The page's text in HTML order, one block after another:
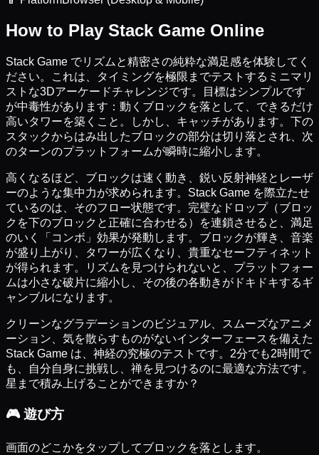
How to Play Stack Game Online
Stack Game でリズムと精密さの純粋な満足感を体験してく
ださい。これは、タイミングを極限までテストするミニマリ
ストな3Dアーケードチャレンジです。目標はシンプルです
が中毒性があります：動くブロックを落として、できるだけ
高いタワーを築くこと。しかし、キャッチがあります。下の
スタックからはみ出したブロックの部分は切り落とされ、次
のターンのプラットフォームが瞬時に縮小します。
高くなるほど、ブロックは速く動き、鋭い反射神経とレーザ
ーのような集中力が求められます。Stack Game を際立たせ
ているのは、そのフロー状態です。完璧なドロップ（ブロッ
クを下のブロックと正確に合わせる）を連鎖させると、満足
のいく「コンボ」効果が発動します。ブロックが輝き、音楽
が盛り上がり、タワーが広くなり、貴重なセーフティネット
が得られます。リズムを見つけられないと、プラットフォー
ムは小さな破片に縮小し、その後の各動きがドキドキするギ
ャンブルになります。
クリーンなグラデーションのビジュアル、スムーズなアニメ
ーション、気を散らすものがないインターフェースを備えた
Stack Game は、神経の究極のテストです。2分でも2時間で
も、自分自身に挑戦し、禅を見つけるのに最適な方法です。
星まで積み上げることができますか？
🎮 遊び方
画面のどこかをタップしてブロックを落とします。